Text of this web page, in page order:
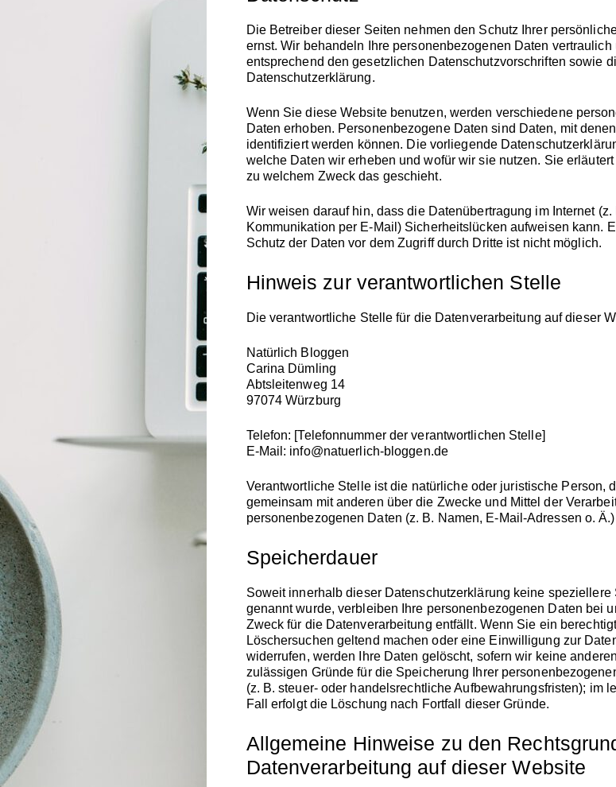
Die Betreiber dieser Seiten nehmen den Schutz Ihrer
ernst. Wir behandeln Ihre personenbezogenen Daten vertraulich
entsprechend den gesetzlichen Datenschutzvorschriften sowie
Datenschutzerklärung.
Wenn Sie diese Website benutzen, werden verschiedene
Daten erhoben. Personenbezogene Daten sind Daten, mit
identifiziert werden können. Die vorliegende
welche Daten wir erheben und wofür wir sie nutzen. Sie
zu welchem Zweck das geschieht.
Wir weisen darauf hin, dass die Datenübertragung im Internet (z.
Kommunikation per E-Mail) Sicherheitslücken aufweisen kann.
Schutz der Daten vor dem Zugriff durch Dritte ist nicht möglich.
Hinweis zur verantwortlichen Stelle
Die verantwortliche Stelle für die Datenverarbeitung auf dieser
Natürlich Bloggen
Carina Dümling
Abtsleitenweg 14
97074 Würzburg
Telefon: [Telefonnummer der verantwortlichen Stelle]
E-Mail: info@natuerlich-bloggen.de
Verantwortliche Stelle ist die natürliche oder juristische Person,
gemeinsam mit anderen über die Zwecke und Mittel der
personenbezogenen Daten (z. B. Namen, E-Mail-Adressen o.
Speicherdauer
Soweit innerhalb dieser Datenschutzerklärung keine speziellere
genannt wurde, verbleiben Ihre personenbezogenen Daten bei
Zweck für die Datenverarbeitung entfällt. Wenn Sie ein
Löschersuchen geltend machen oder eine Einwilligung zur
widerrufen, werden Ihre Daten gelöscht, sofern wir keine
zulässigen Gründe für die Speicherung Ihrer
(z. B. steuer- oder handelsrechtliche Aufbewahrungsfristen); im
Fall erfolgt die Löschung nach Fortfall dieser Gründe.
Allgemeine Hinweise zu den
Datenverarbeitung auf dieser Website